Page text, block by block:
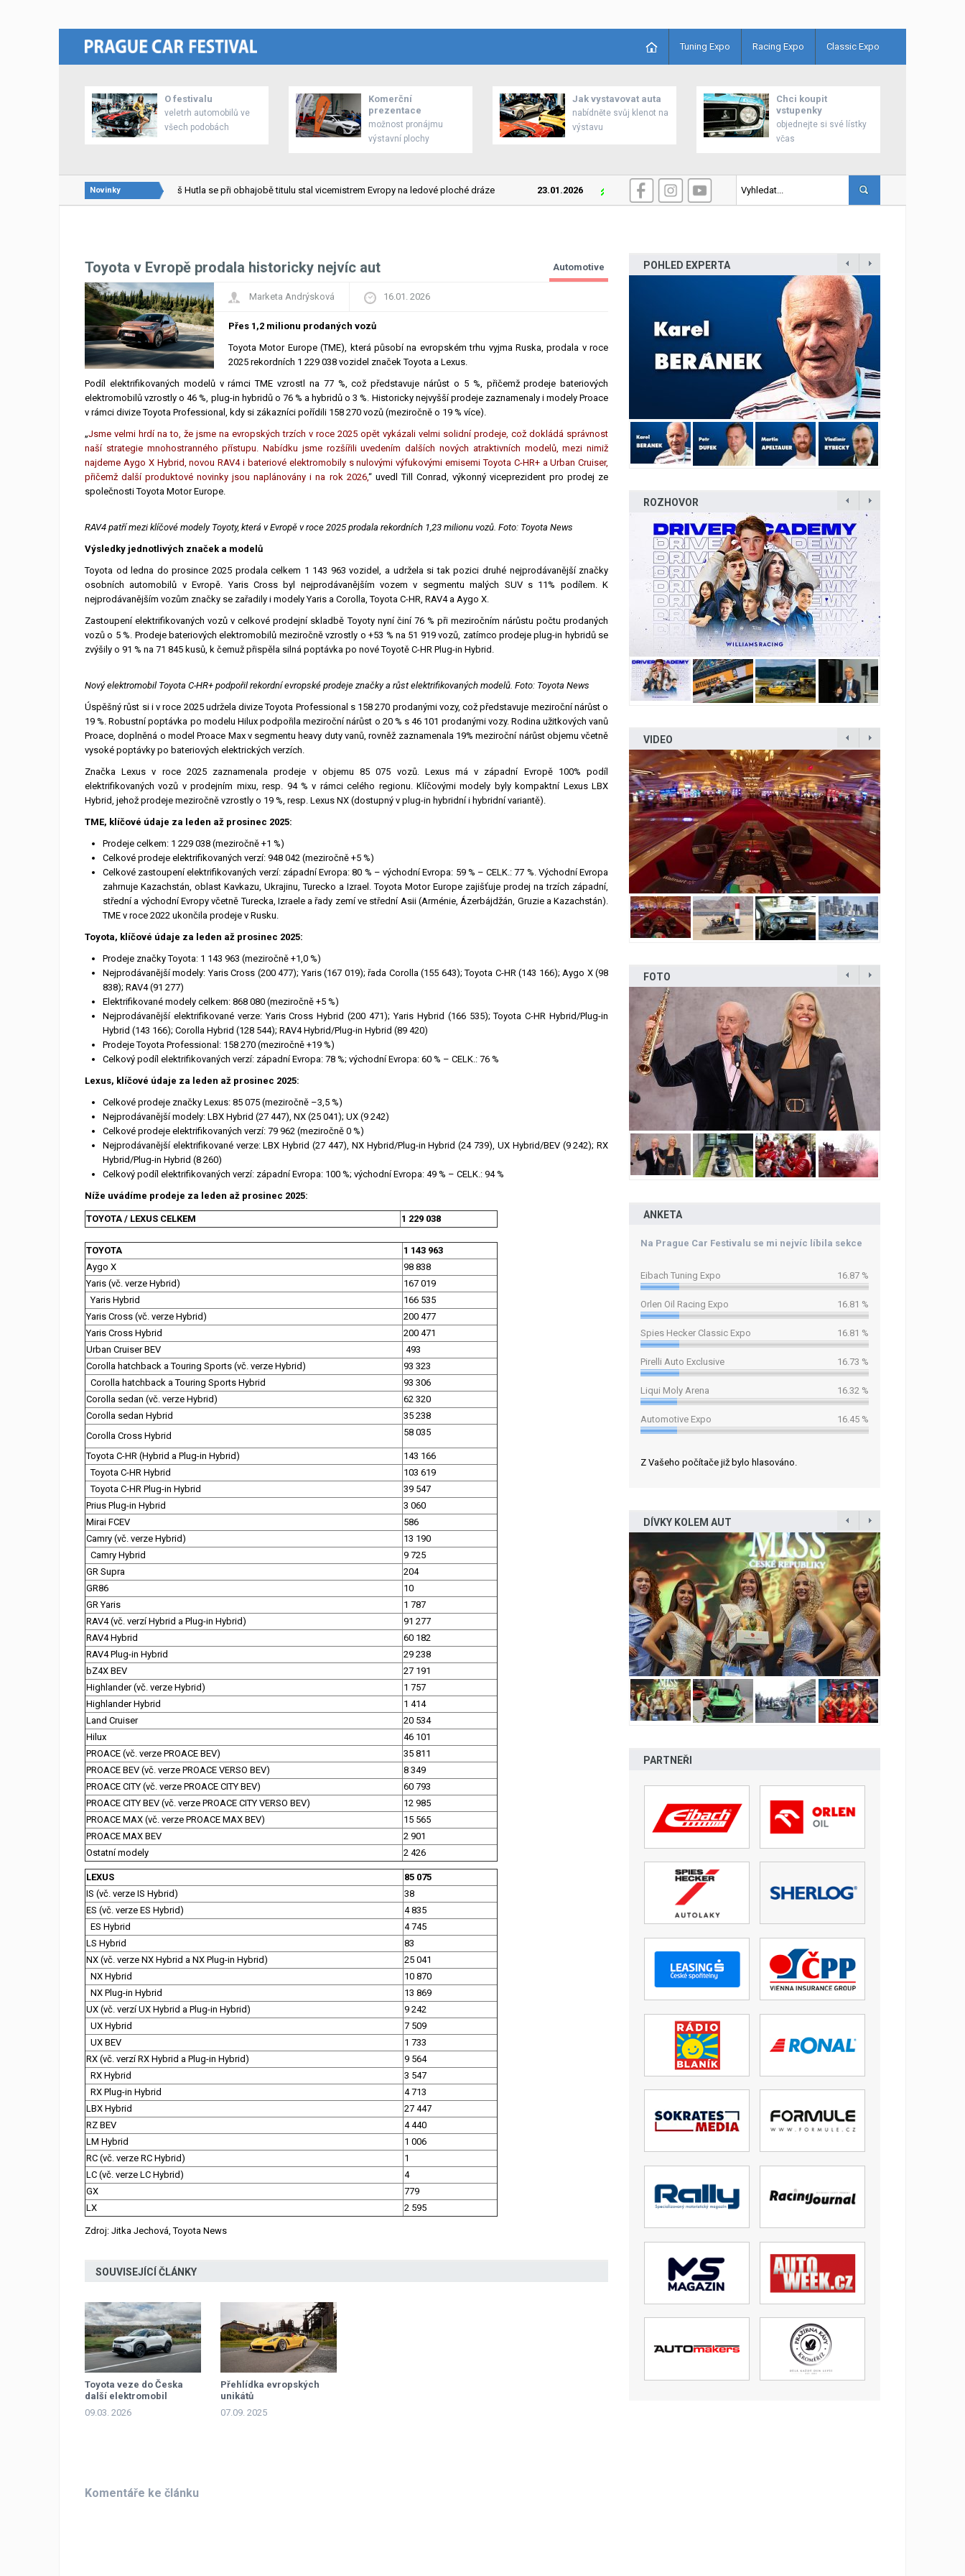
Tuning Expo Racing Expo Classic Expo
O festivalu
veletrh automobilů ve
všech podobách
Komerční
prezentace
možnost pronájmu
výstavní plochy
Jak vystavovat auta
nabídněte svůj klenot na
výstavu
Chci koupit
vstupenky
objednejte si své lístky
včas
Novinky
22.02.2026 Lukáš Hutla se při obhajobě titulu stal vicemistrem Evropy na ledové ploché dráze 23.01.2026 Mitsubishi zahájilo prodej nového modelu Grandis
Toyota v Evropě prodala historicky nejvíc aut Automotive
Marketa Andrýsková 16.01. 2026
Přes 1,2 milionu prodaných vozů
Toyota Motor Europe (TME), která působí na evropském trhu vyjma Ruska, prodala v roce
2025 rekordních 1 229 038 vozidel značek Toyota a Lexus.
Podíl elektrifikovaných modelů v rámci TME vzrostl na 77 %, což představuje nárůst o 5 %, přičemž prodeje bateriových
elektromobilů vzrostly o 46 %, plug-in hybridů o 76 % a hybridů o 3 %. Historicky nejvyšší prodeje zaznamenaly i modely Proace
v rámci divize Toyota Professional, kdy si zákazníci pořídili 158 270 vozů (meziročně o 19 % více).
„Jsme velmi hrdí na to, že jsme na evropských trzích v roce 2025 opět vykázali velmi solidní prodeje, což dokládá správnost
naší strategie mnohostranného přístupu. Nabídku jsme rozšířili uvedením dalších nových atraktivních modelů, mezi nimiž
najdeme Aygo X Hybrid, novou RAV4 i bateriové elektromobily s nulovými výfukovými emisemi Toyota C-HR+ a Urban Cruiser,
přičemž další produktové novinky jsou naplánovány i na rok 2026,“ uvedl Till Conrad, výkonný viceprezident pro prodej ze
společnosti Toyota Motor Europe.
RAV4 patří mezi klíčové modely Toyoty, která v Evropě v roce 2025 prodala rekordních 1,23 milionu vozů. Foto: Toyota News
Výsledky jednotlivých značek a modelů
Toyota od ledna do prosince 2025 prodala celkem 1 143 963 vozidel, a udržela si tak pozici druhé nejprodávanější značky
osobních automobilů v Evropě. Yaris Cross byl nejprodávanějším vozem v segmentu malých SUV s 11% podílem. K
nejprodávanějším vozům značky se zařadily i modely Yaris a Corolla, Toyota C-HR, RAV4 a Aygo X.
Zastoupení elektrifikovaných vozů v celkové prodejní skladbě Toyoty nyní činí 76 % při meziročním nárůstu počtu prodaných
vozů o 5 %. Prodeje bateriových elektromobilů meziročně vzrostly o +53 % na 51 919 vozů, zatímco prodeje plug-in hybridů se
zvýšily o 91 % na 71 845 kusů, k čemuž přispěla silná poptávka po nové Toyotě C-HR Plug-in Hybrid.
Nový elektromobil Toyota C-HR+ podpořil rekordní evropské prodeje značky a růst elektrifikovaných modelů. Foto: Toyota News
Úspěšný růst si i v roce 2025 udržela divize Toyota Professional s 158 270 prodanými vozy, což představuje meziroční nárůst o
19 %. Robustní poptávka po modelu Hilux podpořila meziroční nárůst o 20 % s 46 101 prodanými vozy. Rodina užitkových vanů
Proace, doplněná o model Proace Max v segmentu heavy duty vanů, rovněž zaznamenala 19% meziroční nárůst objemu včetně
vysoké poptávky po bateriových elektrických verzích.
Značka Lexus v roce 2025 zaznamenala prodeje v objemu 85 075 vozů. Lexus má v západní Evropě 100% podíl
elektrifikovaných vozů v prodejním mixu, resp. 94 % v rámci celého regionu. Klíčovými modely byly kompaktní Lexus LBX
Hybrid, jehož prodeje meziročně vzrostly o 19 %, resp. Lexus NX (dostupný v plug-in hybridní i hybridní variantě).
TME, klíčové údaje za leden až prosinec 2025:
Prodeje celkem: 1 229 038 (meziročně +1 %)
Celkové prodeje elektrifikovaných verzí: 948 042 (meziročně +5 %)
Celkové zastoupení elektrifikovaných verzí: západní Evropa: 80 % – východní Evropa: 59 % – CELK.: 77 %. Východní Evropa
zahrnuje Kazachstán, oblast Kavkazu, Ukrajinu, Turecko a Izrael. Toyota Motor Europe zajišťuje prodej na trzích západní,
střední a východní Evropy včetně Turecka, Izraele a řady zemí ve střední Asii (Arménie, Ázerbájdžán, Gruzie a Kazachstán).
TME v roce 2022 ukončila prodeje v Rusku.
Toyota, klíčové údaje za leden až prosinec 2025:
Prodeje značky Toyota: 1 143 963 (meziročně +1,0 %)
Nejprodávanější modely: Yaris Cross (200 477); Yaris (167 019); řada Corolla (155 643); Toyota C-HR (143 166); Aygo X (98
838); RAV4 (91 277)
Elektrifikované modely celkem: 868 080 (meziročně +5 %)
Nejprodávanější elektrifikované verze: Yaris Cross Hybrid (200 471); Yaris Hybrid (166 535); Toyota C-HR Hybrid/Plug-in
Hybrid (143 166); Corolla Hybrid (128 544); RAV4 Hybrid/Plug-in Hybrid (89 420)
Prodeje Toyota Professional: 158 270 (meziročně +19 %)
Celkový podíl elektrifikovaných verzí: západní Evropa: 78 %; východní Evropa: 60 % – CELK.: 76 %
Lexus, klíčové údaje za leden až prosinec 2025:
Celkové prodeje značky Lexus: 85 075 (meziročně –3,5 %)
Nejprodávanější modely: LBX Hybrid (27 447), NX (25 041); UX (9 242)
Celkové prodeje elektrifikovaných verzí: 79 962 (meziročně 0 %)
Nejprodávanější elektrifikované verze: LBX Hybrid (27 447), NX Hybrid/Plug-in Hybrid (24 739), UX Hybrid/BEV (9 242); RX
Hybrid/Plug-in Hybrid (8 260)
Celkový podíl elektrifikovaných verzí: západní Evropa: 100 %; východní Evropa: 49 % – CELK.: 94 %
Níže uvádíme prodeje za leden až prosinec 2025:
TOYOTA / LEXUS CELKEM 1 229 038
TOYOTA
1 143 963
Aygo X
98 838
Yaris (vč. verze Hybrid)
167 019
Yaris Hybrid
166 535
Yaris Cross (vč. verze Hybrid)
200 477
Yaris Cross Hybrid
200 471
Urban Cruiser BEV
493
Corolla hatchback a Touring Sports (vč. verze Hybrid)
93 323
Corolla hatchback a Touring Sports Hybrid
93 306
Corolla sedan (vč. verze Hybrid)
62 320
Corolla sedan Hybrid
35 238
Corolla Cross Hybrid
58 035
Toyota C-HR (Hybrid a Plug-in Hybrid)
143 166
Toyota C-HR Hybrid
103 619
Toyota C-HR Plug-in Hybrid
39 547
Prius Plug-in Hybrid
3 060
Mirai FCEV
586
Camry (vč. verze Hybrid)
13 190
Camry Hybrid
9 725
GR Supra
204
GR86
10
GR Yaris
1 787
RAV4 (vč. verzí Hybrid a Plug-in Hybrid)
91 277
RAV4 Hybrid
60 182
RAV4 Plug-in Hybrid
29 238
bZ4X BEV
27 191
Highlander (vč. verze Hybrid)
1 757
Highlander Hybrid
1 414
Land Cruiser
20 534
Hilux
46 101
PROACE (vč. verze PROACE BEV)
35 811
PROACE BEV (vč. verze PROACE VERSO BEV)
8 349
PROACE CITY (vč. verze PROACE CITY BEV)
60 793
PROACE CITY BEV (vč. verze PROACE CITY VERSO BEV)
12 985
PROACE MAX (vč. verze PROACE MAX BEV)
15 565
PROACE MAX BEV
2 901
Ostatní modely
2 426
LEXUS
85 075
IS (vč. verze IS Hybrid)
38
ES (vč. verze ES Hybrid)
4 835
ES Hybrid
4 745
LS Hybrid
83
NX (vč. verze NX Hybrid a NX Plug-in Hybrid)
25 041
NX Hybrid
10 870
NX Plug-in Hybrid
13 869
UX (vč. verzí UX Hybrid a Plug-in Hybrid)
9 242
UX Hybrid
7 509
UX BEV
1 733
RX (vč. verzí RX Hybrid a Plug-in Hybrid)
9 564
RX Hybrid
3 547
RX Plug-in Hybrid
4 713
LBX Hybrid
27 447
RZ BEV
4 440
LM Hybrid
1 006
RC (vč. verze RC Hybrid)
1
LC (vč. verze LC Hybrid)
4
GX
779
LX
2 595
Zdroj: Jitka Jechová, Toyota News
SOUVISEJÍCÍ ČLÁNKY
Toyota veze do Česka
další elektromobil
09.03. 2026
Přehlídka evropských
unikátů
07.09. 2025
Komentáře ke článku
POHLED EXPERTA
ROZHOVOR
VIDEO
FOTO
ANKETA
Na Prague Car Festivalu se mi nejvíc líbila sekce
Eibach Tuning Expo 16.87 %
Orlen Oil Racing Expo 16.81 %
Spies Hecker Classic Expo 16.81 %
Pirelli Auto Exclusive 16.73 %
Liqui Moly Arena 16.32 %
Automotive Expo 16.45 %
Z Vašeho počítače již bylo hlasováno.
DÍVKY KOLEM AUT
PARTNEŘI